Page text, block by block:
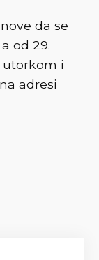
da se
od 29.
utorkom i
adresi